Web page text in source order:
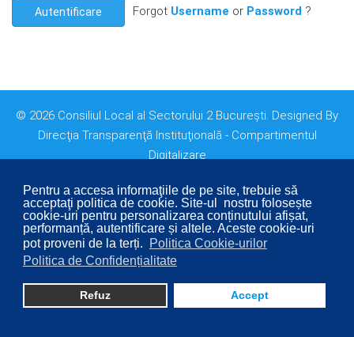
Pentru a accesa informaţiile de pe site, trebuie să
acceptaţi politica de cookie. Site-ul nostru folosește
cookie-uri pentru personalizarea conținutului afișat,
performanță, autentificare și altele. Aceste cookie-uri
pot proveni de la terți.
Politica Cookie-urilor
Politica de Confidențialitate
Refuz Accept
Autentificare Forgot Username or Password ?
© 2026 Consiliul Local al Sectorului 2 București. Designed By
Direcţia Transparenţă Instituţională - Compartimentul
Digitalizare